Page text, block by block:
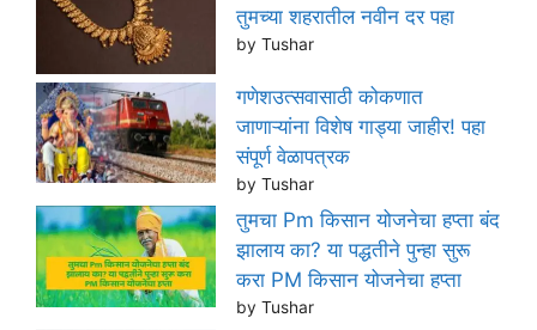
तुमच्या शहरातील नवीन दर पहा
by Tushar
गणेशउत्सवासाठी कोकणात
जाणाऱ्यांना विशेष गाड्या जाहीर! पहा
संपूर्ण वेळापत्रक
by Tushar
तुमचा Pm किसान योजनेचा हप्ता बंद
झालाय का? या पद्धतीने पुन्हा सुरू
करा PM किसान योजनेचा हप्ता
by Tushar